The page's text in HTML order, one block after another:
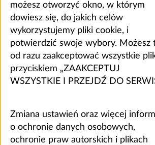
możesz otworzyć okno, w którym
dowiesz się, do jakich celów
wykorzystujemy pliki cookie, i
potwierdzić swoje wybory. Możesz
od razu zaakceptować wszystkie
przyciskiem „ZAAKCEPTUJ
WSZYSTKIE I PRZEJDŹ DO
Zmiana ustawień oraz więcej
o ochronie danych osobowych,
ochronie praw autorskich i plikach